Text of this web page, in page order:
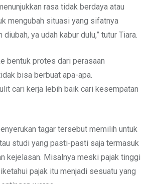
rasa tidak berdaya atau
mengubah situasi yang sifatnya
ya udah kabur dulu,” tutur Tiara.
bentuk protes dari perasaan
bisa berbuat apa-apa.
cari kerja lebih baik cari kesempatan
tagar tersebut memilih untuk
studi yang pasti-pasti saja termasuk
kejelasan. Misalnya meski pajak tinggi
pajak itu menjadi sesuatu yang